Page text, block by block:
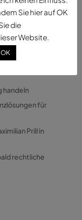
handeln
für
Prill in
rechtliche
Sie hier auf OK
die
Website.
OK